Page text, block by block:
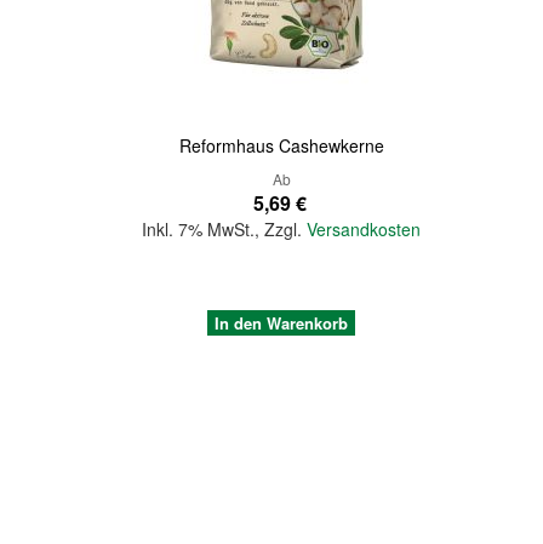
Reformhaus Cashewkerne
Ab
5,69 €
Inkl. 7% MwSt.,Zzgl.Versandkosten
In den Warenkorb